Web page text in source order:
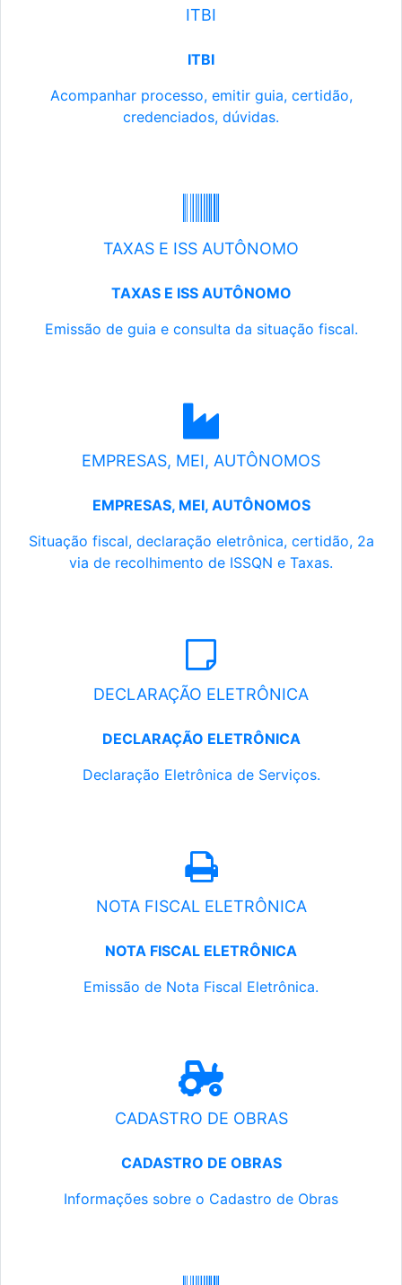
ITBI
ITBI
Acompanhar processo, emitir guia, certidão,
credenciados, dúvidas.
TAXAS E ISS AUTÔNOMO
TAXAS E ISS AUTÔNOMO
Emissão de guia e consulta da situação fiscal.
EMPRESAS, MEI, AUTÔNOMOS
EMPRESAS, MEI, AUTÔNOMOS
Situação fiscal, declaração eletrônica, certidão, 2a
via de recolhimento de ISSQN e Taxas.
DECLARAÇÃO ELETRÔNICA
DECLARAÇÃO ELETRÔNICA
Declaração Eletrônica de Serviços.
NOTA FISCAL ELETRÔNICA
NOTA FISCAL ELETRÔNICA
Emissão de Nota Fiscal Eletrônica.
CADASTRO DE OBRAS
CADASTRO DE OBRAS
Informações sobre o Cadastro de Obras